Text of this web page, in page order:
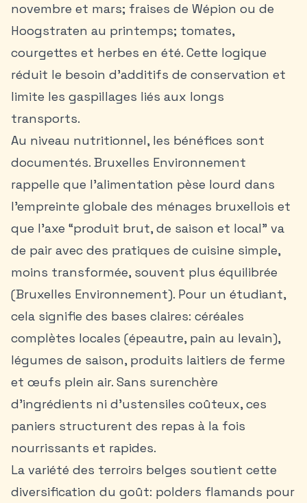
novembre et mars; fraises de Wépion ou de
Hoogstraten au printemps; tomates,
courgettes et herbes en été. Cette logique
réduit le besoin d’additifs de conservation et
limite les gaspillages liés aux longs
transports.
Au niveau nutritionnel, les bénéfices sont
documentés. Bruxelles Environnement
rappelle que l’alimentation pèse lourd dans
l’empreinte globale des ménages bruxellois et
que l’axe “produit brut, de saison et local” va
de pair avec des pratiques de cuisine simple,
moins transformée, souvent plus équilibrée
(Bruxelles Environnement). Pour un étudiant,
cela signifie des bases claires: céréales
complètes locales (épeautre, pain au levain),
légumes de saison, produits laitiers de ferme
et œufs plein air. Sans surenchère
d’ingrédients ni d’ustensiles coûteux, ces
paniers structurent des repas à la fois
nourrissants et rapides.
La variété des terroirs belges soutient cette
diversification du goût: polders flamands pour